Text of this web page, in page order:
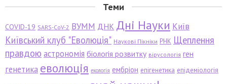
Теми
COVID-19 SARS-CoV-2 ВУММ ДНК Дні Науки Київ
Київський клуб "Еволюція" Наукові Пікніки РНК Щеплення
правдою астрономія біологія розвитку вірусологія ген
генетика еволюція екологія ембріон епігенетика епідеміологія